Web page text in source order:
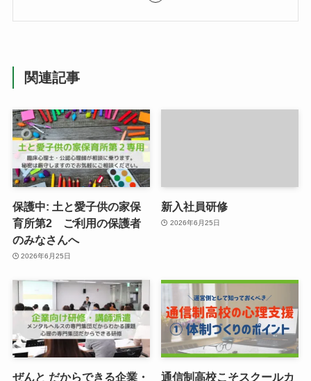
関連記事
保護中: 土と愛子供の家保
育所第2 ご利用の保護者
のみなさんへ
2026年6月25日
新入社員研修
2026年6月25日
ぜんと だからできる企業・
通信制高校こそスクールカ